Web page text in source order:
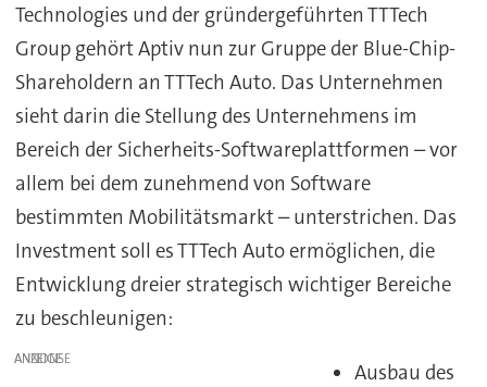
Technologies und der gründergeführten TTTech
Group gehört Aptiv nun zur Gruppe der Blue-Chip-
Shareholdern an TTTech Auto. Das Unternehmen
sieht darin die Stellung des Unternehmens im
Bereich der Sicherheits-Softwareplattformen – vor
allem bei dem zunehmend von Software
bestimmten Mobilitätsmarkt – unterstrichen. Das
Investment soll es TTTech Auto ermöglichen, die
Entwicklung dreier strategisch wichtiger Bereiche
zu beschleunigen:
ANZEIGE
Ausbau des